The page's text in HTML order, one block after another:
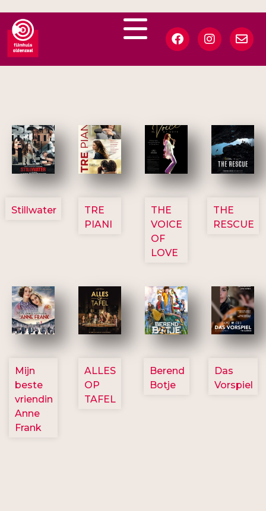
3123
Stillwater
3129
TRE
PIANI
3135
THE
VOICE
OF
LOVE
3148
THE
RESCUE
2757
Mijn
beste
vriendin
Anne
Frank
3154
ALLES
OP
TAFEL
2799
Berend
Botje
2777
Das
Vorspiel